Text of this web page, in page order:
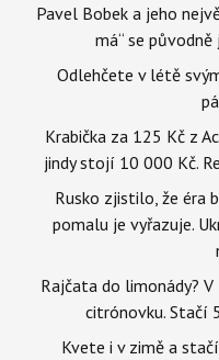
Pavel Bobek a jeho
má“ se
Odlehčete v létě
Krabička za 125 Kč z
jindy stojí 10 000 Kč.
Rusko zjistilo, že éra
pomalu je vyřazuje.
Rajčata do limonády?
citrónovku. Stačí
Kvete i v zimě a